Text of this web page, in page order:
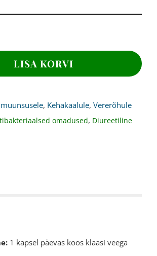
LISA KORVI
, Kehakaalule, Vererõhule
omadused, Diureetiline
1 kapsel päevas koos klaasi veega